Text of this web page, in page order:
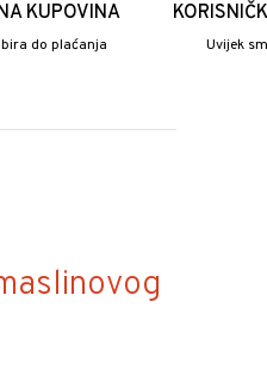
KUPOVINA
do plaćanja Uvijek